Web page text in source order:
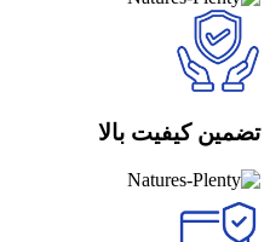
تضمین کیفیت بالا